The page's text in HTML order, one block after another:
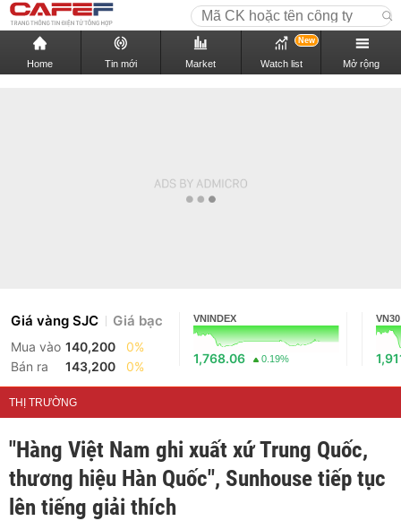
Home Tin mới Market Watch list
New
Mở rộng
Giá vàng SJC Giá bạc
Mua vào 140,200
0%
Bán ra
143,200 0%
VNINDEX
1,768.06 0.19%
VN30
THỊ TRƯỜNG
"Hàng Việt Nam ghi xuất xứ Trung Quốc,
thương hiệu Hàn Quốc", Sunhouse tiếp tục
lên tiếng giải thích